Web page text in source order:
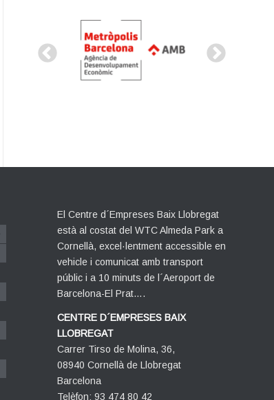
El Centre d´Empreses Baix Llobregat
està al costat del WTC Almeda Park a
Cornellà, excel·lentment accessible en
vehicle i comunicat amb transport
públic i a 10 minuts de l´Aeroport de
Barcelona-El Prat….
CENTRE D´EMPRESES BAIX
LLOBREGAT
Carrer Tirso de Molina, 36,
08940 Cornellà de Llobregat
Barcelona
Telèfon: 93 474 80 42